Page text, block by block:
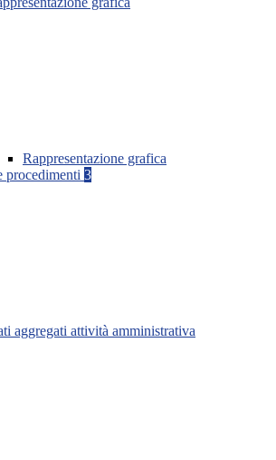
Rappresentazione grafica
procedimenti 3
aggregati attività amministrativa